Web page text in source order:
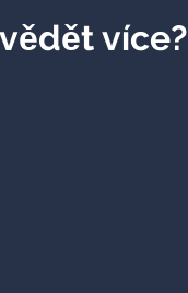
více?